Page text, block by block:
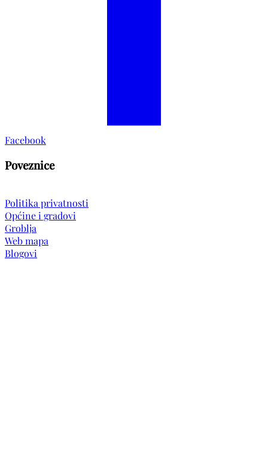
Facebook
Poveznice
Politika privatnosti
Općine i gradovi
Groblja
Web mapa
Blogovi